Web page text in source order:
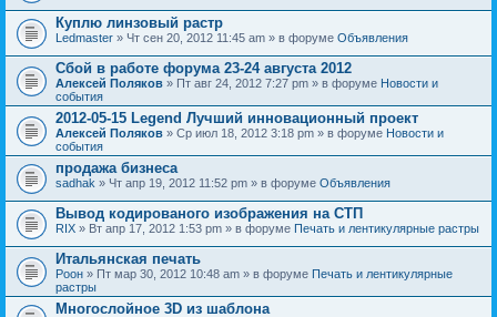
Куплю линзовый растр
Ledmaster » Чт сен 20, 2012 11:45 am » в форуме Объявления
Сбой в работе форума 23-24 августа 2012
Алексей Поляков » Пт авг 24, 2012 7:27 pm » в форуме Новости и
события
2012-05-15 Legend Лучший инновационный проект
Алексей Поляков » Ср июл 18, 2012 3:18 pm » в форуме Новости и
события
продажа бизнеса
sadhak » Чт апр 19, 2012 11:52 pm » в форуме Объявления
Вывод кодированого изображения на СТП
RIX » Вт апр 17, 2012 1:53 pm » в форуме Печать и лентикулярные растры
Итальянская печать
Pоон » Пт мар 30, 2012 10:48 am » в форуме Печать и лентикулярные
растры
Многослойное 3D из шаблона